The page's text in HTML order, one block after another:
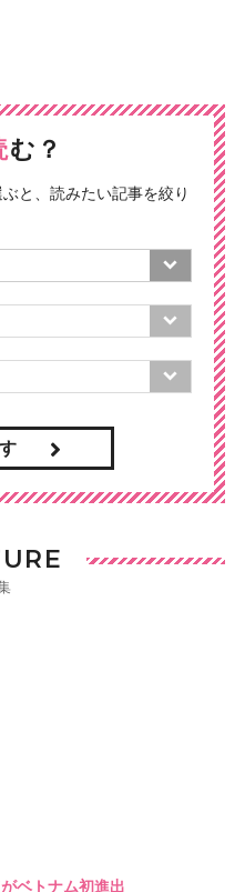
む？
と、読みたい記事を絞り
ベトナム初進出